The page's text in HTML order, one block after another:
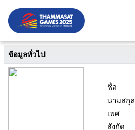
ข้อมูลทั่วไป
ชื่อ
นามสกุล
เพศ
สังกัด